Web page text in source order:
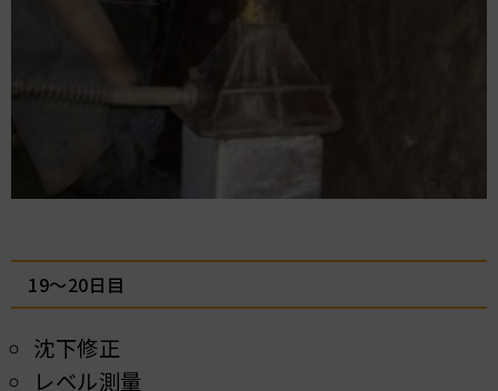
19～20日目
沈下修正
レベル測量